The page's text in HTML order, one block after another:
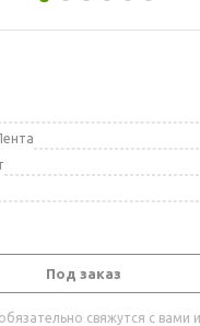
Под заказ
свяжутся с вами